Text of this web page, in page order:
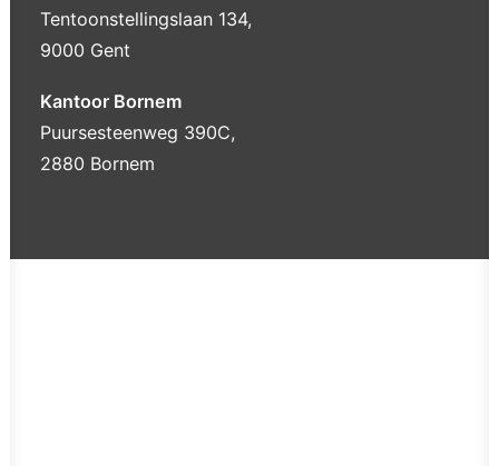
Tentoonstellingslaan 134,
9000 Gent
Kantoor Bornem
Puursesteenweg 390C,
2880 Bornem